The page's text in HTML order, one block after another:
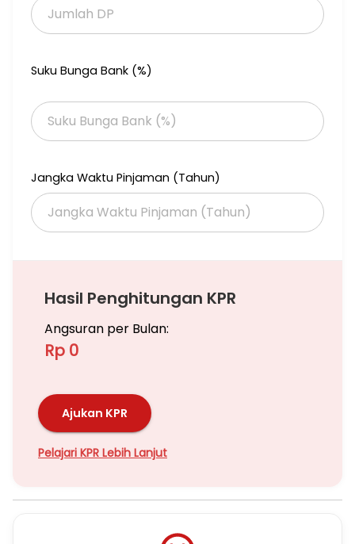
Fasilitas:
- Dapur (kitchen)
- Listrik: 3.500 watt
- Sertifikat Hak Milik (SHM), IMB, dan PBB lengkap
- Kondisi Bangunan: Tahun 2023, full furnished
- Dekat Tol Cikampek dan Tol Becakayu
- Dekat Stasiun Kereta Cepat Halim
- Dekat RS Duren Sawit
- Dekat BKT (Banjir Kanal Timur)
Suku Bunga Bank (%)
Jangka Waktu Pinjaman (Tahun)
Hasil Penghitungan KPR
Angsuran per Bulan:
Rp 0
Ajukan KPR
Pelajari KPR Lebih Lanjut